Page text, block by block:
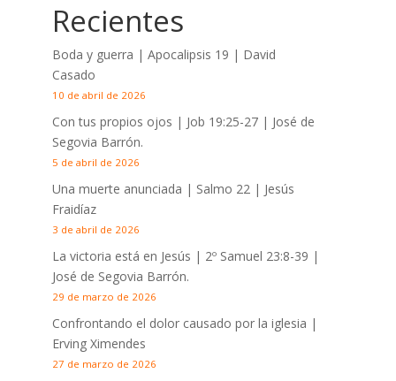
Recientes
Boda y guerra | Apocalipsis 19 | David
Casado
10 de abril de 2026
Con tus propios ojos | Job 19:25-27| José de
Segovia Barrón.
5 de abril de 2026
Una muerte anunciada | Salmo 22| Jesús
Fraidíaz
3 de abril de 2026
La victoria está en Jesús | 2º Samuel 23:8-39 |
José de Segovia Barrón.
29 de marzo de 2026
Confrontando el dolor causado por la iglesia |
Erving Ximendes
27 de marzo de 2026